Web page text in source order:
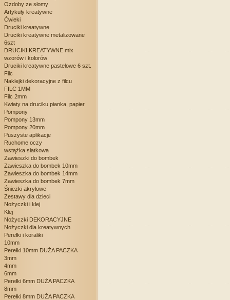
Ozdoby ze słomy
Artykuły kreatywne
Ćwieki
Druciki kreatywne
Druciki kreatywne metalizowane
6szt
DRUCIKI KREATYWNE mix
wzorów i kolorów
Druciki kreatywne pastelowe 6 szt.
Filc
Naklejki dekoracyjne z filcu
FILC 1MM
Filc 2mm
Kwiaty na druciku pianka, papier
Pompony
Pompony 13mm
Pompony 20mm
Puszyste aplikacje
Ruchome oczy
wstążka siatkowa
Zawieszki do bombek
Zawieszka do bombek 10mm
Zawieszka do bombek 14mm
Zawieszka do bombek 7mm
Śnieżki akrylowe
Zestawy dla dzieci
Nożyczki i klej
Klej
Nożyczki DEKORACYJNE
Nożyczki dla kreatywnych
Perełki i koraliki
10mm
Perełki 10mm DUŻA PACZKA
3mm
4mm
6mm
Perełki 6mm DUŻA PACZKA
8mm
Perełki 8mm DUŻA PACZKA